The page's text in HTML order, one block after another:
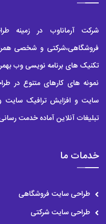
شرکت آرماناوب در زمینه
فروشگاهی،شرکتی و شخصی
نمونه های کارهای متنوع در
سایت و افزایش ترافیک سایت و
تبلیغات آنلاین آماده خدمت
خدمات ما
طراحی سایت فروشگاهی
طراحی سایت شرکتی